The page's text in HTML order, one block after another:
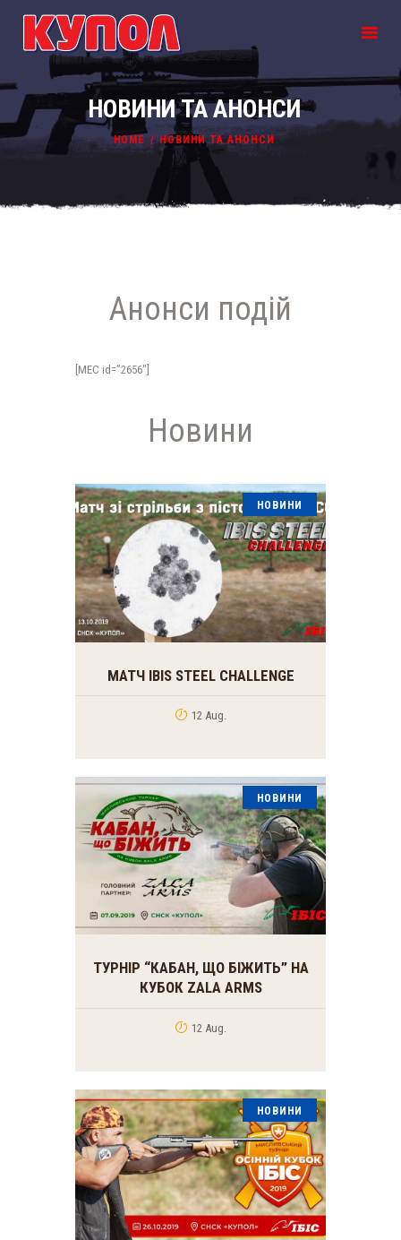
НОВИНИ ТА АНОНСИ
HOME НОВИНИ ТА АНОНСИ
ПРО НАС
РУБЕЖІ
ОРЕНДА ЗБРОЇ
ПОДАРУНКОВІ
КОНТАКТИ
НОВИНИАнонси подій
[MEC id=”2656″]
Новини
НОВИНИ
МАТЧ IBIS STEEL CHALLENGE
12 Aug.
НОВИНИ
ТУРНІР “КАБАН, ЩО БІЖИТЬ” НА
КУБОК ZALA ARMS
12 Aug.
НОВИНИ